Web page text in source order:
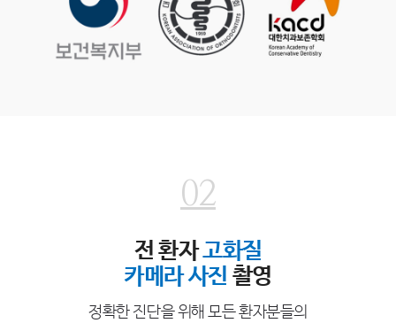
02
전 환자고화질
카메라 사진 촬영
정확한 진단을 위해 모든 환자분들의